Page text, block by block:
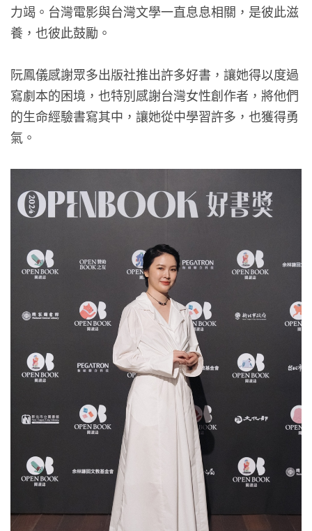
力竭。台灣電影與台灣文學一直息息相關，是彼此滋
養，也彼此鼓勵。
阮鳳儀感謝眾多出版社推出許多好書，讓她得以度過
寫劇本的困境，也特別感謝台灣女性創作者，將他們
的生命經驗書寫其中，讓她從中學習許多，也獲得勇
氣。